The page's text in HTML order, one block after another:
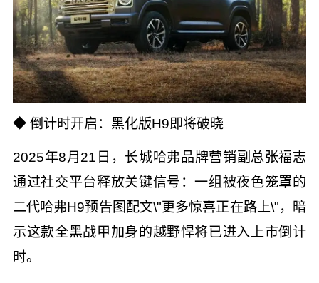
◆ 倒计时开启：黑化版H9即将破晓
2025年8月21日，长城哈弗品牌营销副总张福志
通过社交平台释放关键信号：一组被夜色笼罩的
二代哈弗H9预告图配文\"更多惊喜正在路上\"，暗
示这款全黑战甲加身的越野悍将已进入上市倒计
时。